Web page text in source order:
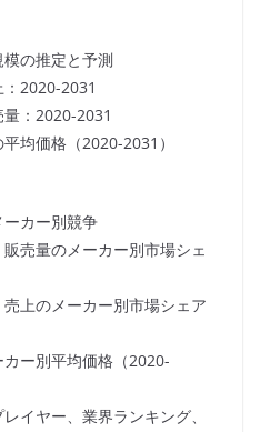
の推定と予測
2020-2031
：2020-2031
均価格（2020-2031）
ーカー別競争
売量のメーカー別市場シェ
上のメーカー別市場シェア
ー別平均価格（2020-
イヤー、業界ランキング、